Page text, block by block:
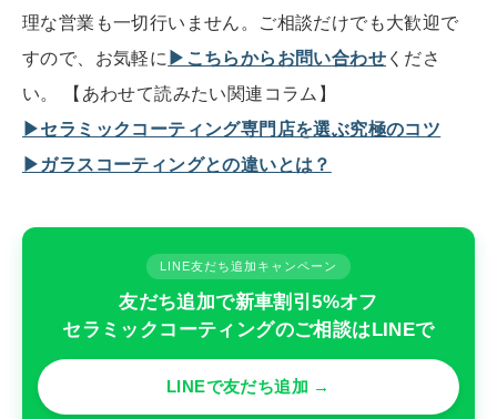
理な営業も一切行いません。ご相談だけでも大歓迎で
すので、お気軽に ▶こちらからお問い合わせ くださ
い。 【あわせて読みたい関連コラム】
▶セラミックコーティング専門店を選ぶ究極のコツ
▶ガラスコーティングとの違いとは？
LINE友だち追加キャンペーン
友だち追加で新車割引5%オフ
セラミックコーティングのご相談はLINEで
LINEで友だち追加 →